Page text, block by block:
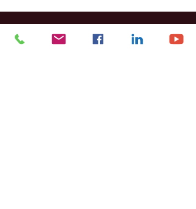
Restez connecté !